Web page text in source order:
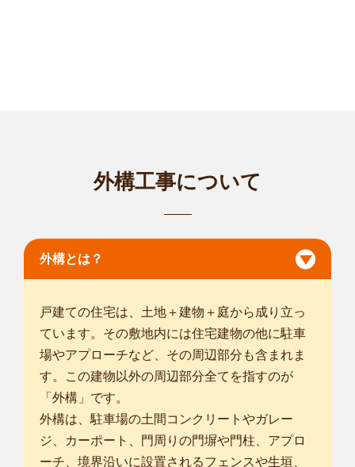
新潟燕店
初めまして、植木屋smileガーデン新潟燕店の霜鳥と申しま
対応エリア
新潟市中央区
新潟市江南区 新潟市秋葉区/ 新潟市南区
新潟市西蒲区/ 長岡市/三条市/加茂市/見附市 /燕市/西蒲原郡弥
南蒲原郡田上町 /三島郡出雲崎町/
外構工事について
外構とは？
戸建ての住宅は、土地＋建物＋庭から成り立っ
ています。その敷地内には住宅建物の他に駐車
場やアプローチなど、その周辺部分も含まれま
す。この建物以外の周辺部分全てを指すのが
「外構」です。
外構は、駐車場の土間コンクリートやガレー
ジ、カーポート、門周りの門塀や門柱、アプロ
ーチ、境界沿いに設置されるフェンスや生垣、